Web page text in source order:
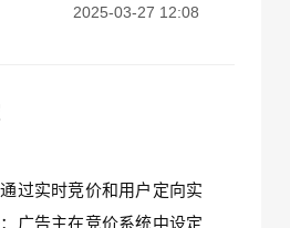
2025-03-27 12:08
过实时竞价和用户定向实
广告主在竞价系统中设定